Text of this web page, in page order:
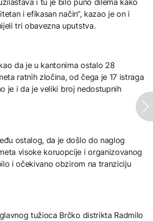
i efikasan način“, kazao je on i
tri obavezna uputstva.
da je u kantonima ostalo 28
ratnih zločina, od čega je 17 istraga
je i da je veliki broj nedostupnih
ostalog, da je došlo do naglog
visoke koruopcije i organizovanog
i očekivano obzirom na tranziciju
tužioca Brčko distrikta Radmilo